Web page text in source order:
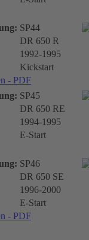
SP44
DR 650 R
1992-1995
Kickstart
- PDF
SP45
DR 650 RE
1994-1995
E-Start
SP46
DR 650 SE
1996-2000
E-Start
- PDF